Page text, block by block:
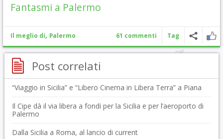
Fantasmi a Palermo
Il meglio di, Palermo 61 commenti Tag
Post correlati
“Viaggio in Sicilia” e “Libero Cinema in Libera Terra” a Piana
Il Cipe dà il via libera a fondi per la Sicilia e per l’aeroporto di
Palermo
Dalla Sicilia a Roma, al lancio di current